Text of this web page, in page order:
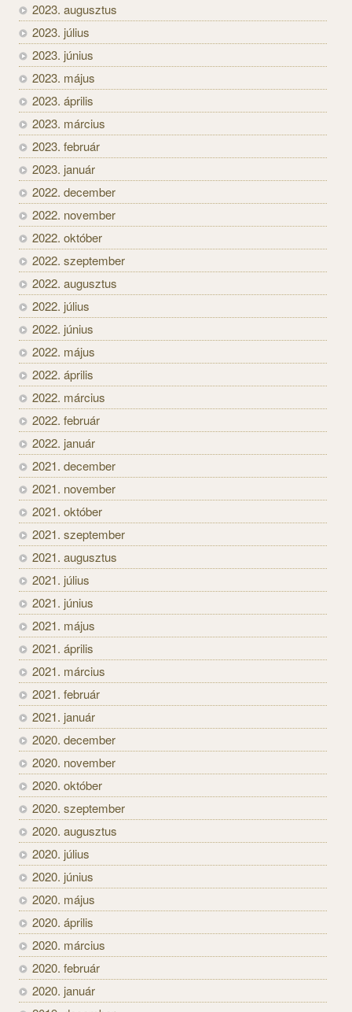
2023. augusztus
2023. július
2023. június
2023. május
2023. április
2023. március
2023. február
2023. január
2022. december
2022. november
2022. október
2022. szeptember
2022. augusztus
2022. július
2022. június
2022. május
2022. április
2022. március
2022. február
2022. január
2021. december
2021. november
2021. október
2021. szeptember
2021. augusztus
2021. július
2021. június
2021. május
2021. április
2021. március
2021. február
2021. január
2020. december
2020. november
2020. október
2020. szeptember
2020. augusztus
2020. július
2020. június
2020. május
2020. április
2020. március
2020. február
2020. január